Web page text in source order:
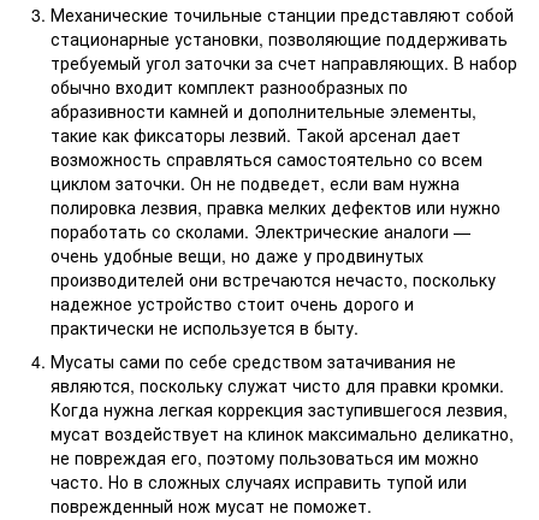
Механические точильные станции представляют собой
стационарные установки, позволяющие поддерживать
требуемый угол заточки за счет направляющих. В набор
обычно входит комплект разнообразных по
абразивности камней и дополнительные элементы,
такие как фиксаторы лезвий. Такой арсенал дает
возможность справляться самостоятельно со всем
циклом заточки. Он не подведет, если вам нужна
полировка лезвия, правка мелких дефектов или нужно
поработать со сколами. Электрические аналоги —
очень удобные вещи, но даже у продвинутых
производителей они встречаются нечасто, поскольку
надежное устройство стоит очень дорого и
практически не используется в быту.
Мусаты сами по себе средством затачивания не
являются, поскольку служат чисто для правки кромки.
Когда нужна легкая коррекция заступившегося лезвия,
мусат воздействует на клинок максимально деликатно,
не повреждая его, поэтому пользоваться им можно
часто. Но в сложных случаях исправить тупой или
поврежденный нож мусат не поможет.